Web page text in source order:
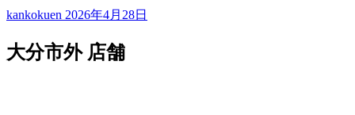
kankokuen 2026年4月28日
大分市外 店舗